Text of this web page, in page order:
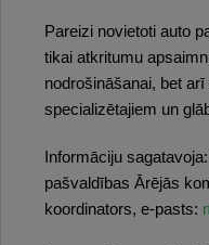
Pareizi novietoti auto
tikai atkritumu
nodrošināšanai, bet
specializētajiem un
Informāciju
pašvaldības Ārējās
koordinators, e-pasts: